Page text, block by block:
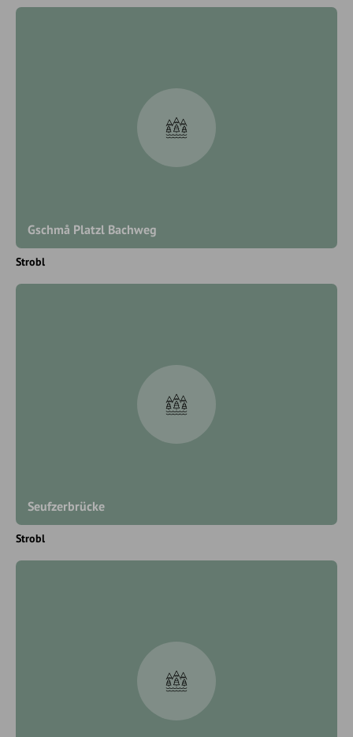
Gschmå Platzl Bachweg
Strobl
Seufzerbrücke
Strobl